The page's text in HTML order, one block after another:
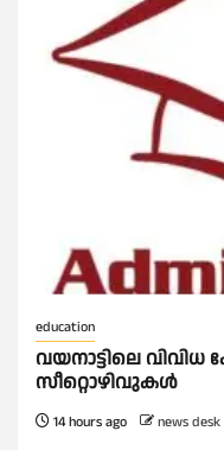
education
വയനാട്ടിലെ
സീറ്റൊഴിവുകൾ
14 hours ago news desk